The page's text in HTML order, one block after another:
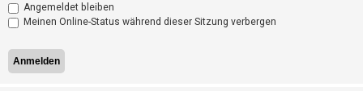
R
e
g
i
Angemeldet bleiben
Meinen Online-Status während dieser Sitzung verbergen